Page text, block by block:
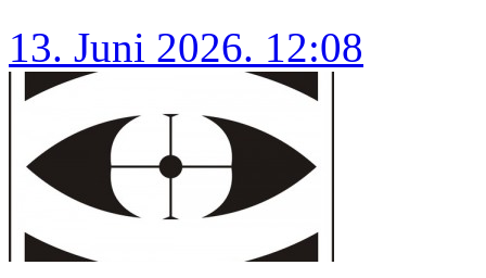
13. Juni 2026. 12:08